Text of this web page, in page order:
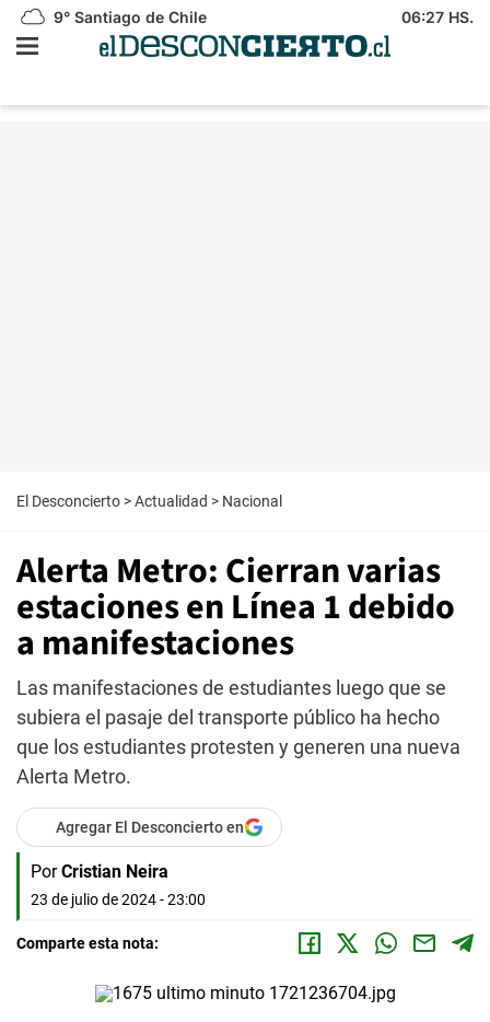
9° Santiago de Chile 06:27 HS.
El Desconcierto >Actualidad > Nacional
Alerta Metro: Cierran varias
estaciones en Línea 1 debido
a manifestaciones
Las manifestaciones de estudiantes luego que se
subiera el pasaje del transporte público ha hecho
que los estudiantes protesten y generen una nueva
Alerta Metro.
Agregar El Desconcierto en
Por Cristian Neira
23 de julio de 2024 - 23:00
Comparte esta nota: